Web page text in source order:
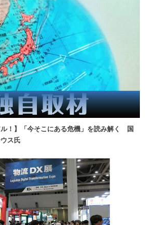
ル！】「今そこにある危機」を読み解く 国
ス氏